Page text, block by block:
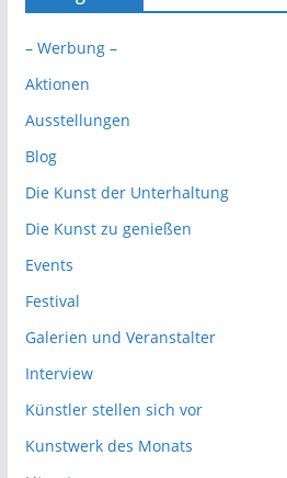
– Werbung –
Aktionen
Ausstellungen
Blog
Die Kunst der Unterhaltung
Die Kunst zu genießen
Events
Festival
Galerien und Veranstalter
Interview
Künstler stellen sich vor
Kunstwerk des Monats